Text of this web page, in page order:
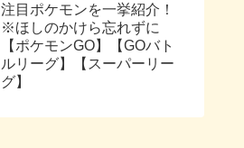
注目ポケモンを一挙紹介！
※ほしのかけら忘れずに
【ポケモンGO】【GOバト
ルリーグ】【スーパーリー
グ】